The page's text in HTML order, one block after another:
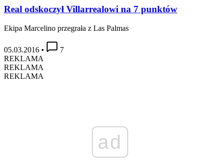
Real odskoczył Villarrealowi na 7 punktów
Ekipa Marcelino przegrała z Las Palmas
05.03.2016 •
7
REKLAMA
REKLAMA
REKLAMA
ad